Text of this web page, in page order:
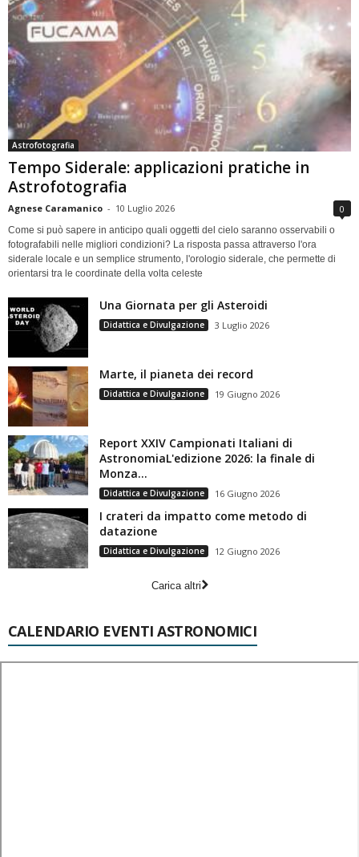
Astrofotografia
Tempo Siderale: applicazioni pratiche in
Astrofotografia
Agnese Caramanico - 10 Luglio 2026 0
Come si può sapere in anticipo quali oggetti del cielo saranno osservabili o
fotografabili nelle migliori condizioni? La risposta passa attraverso l'ora
siderale locale e un semplice strumento, l'orologio siderale, che permette di
orientarsi tra le coordinate della volta celeste
Una Giornata per gli Asteroidi
Didattica e Divulgazione 3 Luglio 2026
Marte, il pianeta dei record
Didattica e Divulgazione 19 Giugno 2026
Report XXIV Campionati Italiani di
AstronomiaL'edizione 2026: la finale di
Monza...
Didattica e Divulgazione 16 Giugno 2026
I crateri da impatto come metodo di
datazione
Didattica e Divulgazione 12 Giugno 2026
Carica altri
CALENDARIO EVENTI ASTRONOMICI